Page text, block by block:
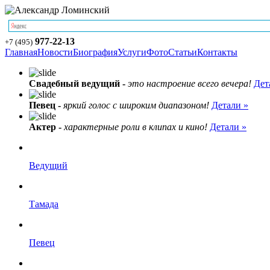
+7 (495) 977-22-13
ГлавнаяНовостиБиографияУслугиФотоСтатьиКонтакты
Свадебный ведущий - это настроение всего вечера!
Певец - яркий голос с широким диапазоном! Детали »
Актер - характерные роли в клипах и кино! Детали »
Ведущий
Тамада
Певец